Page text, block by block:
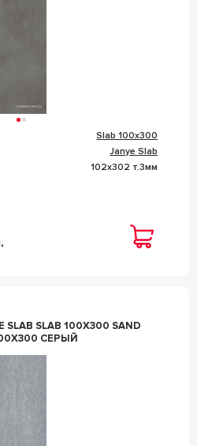
Slab 100x300
Janye Slab
102x302 т.3мм
SLAB 100X300 SAND
СЕРЫЙ